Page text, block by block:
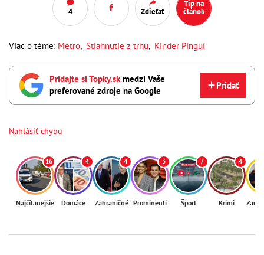
4 Zdieľať
Tip na
článok
Viac o téme: Metro, Stiahnutie z trhu, Kinder Pinguí
Pridajte si Topky.skmedzi Vaše
preferované zdroje na Google
Pridať
Nahlásiť chybu
16
Najčítanejšie
4
Domáce
4
Zahraničné
3
Prominenti
7
Šport
4
Krimi